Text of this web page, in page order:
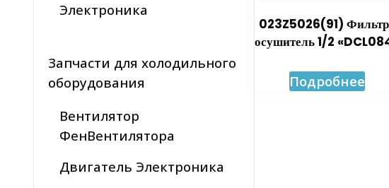
023Z5026(91)
осушитель 1/2
Подробнее
Электроника
Запчасти для холодильного
оборудования
Вентилятор
ФенВентилятора
Двигатель Электроника